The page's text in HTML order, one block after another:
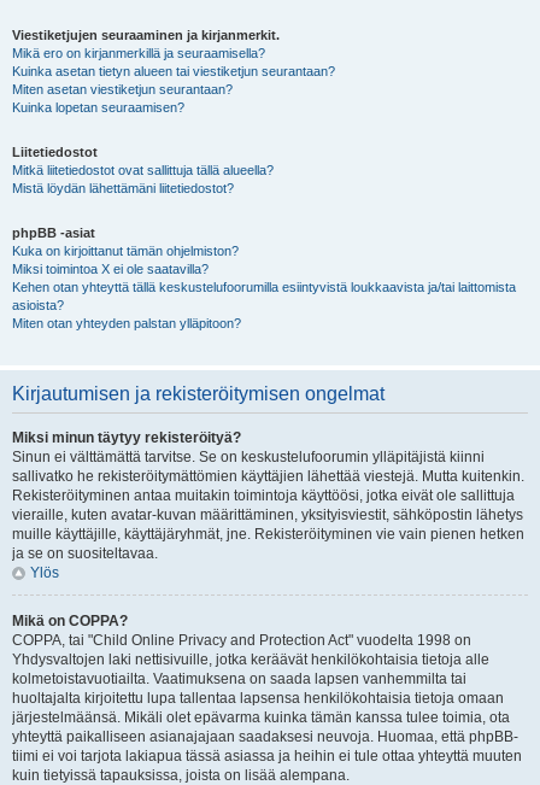
Viestiketjujen seuraaminen ja kirjanmerkit.
Mikä ero on kirjanmerkillä ja seuraamisella?
Kuinka asetan tietyn alueen tai viestiketjun seurantaan?
Miten asetan viestiketjun seurantaan?
Kuinka lopetan seuraamisen?
Liitetiedostot
Mitkä liitetiedostot ovat sallittuja tällä alueella?
Mistä löydän lähettämäni liitetiedostot?
phpBB -asiat
Kuka on kirjoittanut tämän ohjelmiston?
Miksi toimintoa X ei ole saatavilla?
Kehen otan yhteyttä tällä keskustelufoorumilla esiintyvistä loukkaavista ja/tai laittomista
asioista?
Miten otan yhteyden palstan ylläpitoon?
Kirjautumisen ja rekisteröitymisen ongelmat
Miksi minun täytyy rekisteröityä?
Sinun ei välttämättä tarvitse. Se on keskustelufoorumin ylläpitäjistä kiinni
sallivatko he rekisteröitymättömien käyttäjien lähettää viestejä. Mutta kuitenkin.
Rekisteröityminen antaa muitakin toimintoja käyttöösi, jotka eivät ole sallittuja
vieraille, kuten avatar-kuvan määrittäminen, yksityisviestit, sähköpostin lähetys
muille käyttäjille, käyttäjäryhmät, jne. Rekisteröityminen vie vain pienen hetken
ja se on suositeltavaa.
Ylös
Mikä on COPPA?
COPPA, tai "Child Online Privacy and Protection Act" vuodelta 1998 on
Yhdysvaltojen laki nettisivuille, jotka keräävät henkilökohtaisia tietoja alle
kolmetoistavuotiailta. Vaatimuksena on saada lapsen vanhemmilta tai
huoltajalta kirjoitettu lupa tallentaa lapsensa henkilökohtaisia tietoja omaan
järjestelmäänsä. Mikäli olet epävarma kuinka tämän kanssa tulee toimia, ota
yhteyttä paikalliseen asianajajaan saadaksesi neuvoja. Huomaa, että phpBB-
tiimi ei voi tarjota lakiapua tässä asiassa ja heihin ei tule ottaa yhteyttä muuten
kuin tietyissä tapauksissa, joista on lisää alempana.